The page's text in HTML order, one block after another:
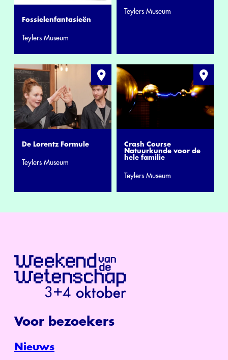
Fossielenfantasieën
Teylers Museum
Teylers Museum
De Lorentz Formule
Teylers Museum
Crash Course
Natuurkunde voor de
hele familie
Teylers Museum
Voor bezoekers
Nieuws